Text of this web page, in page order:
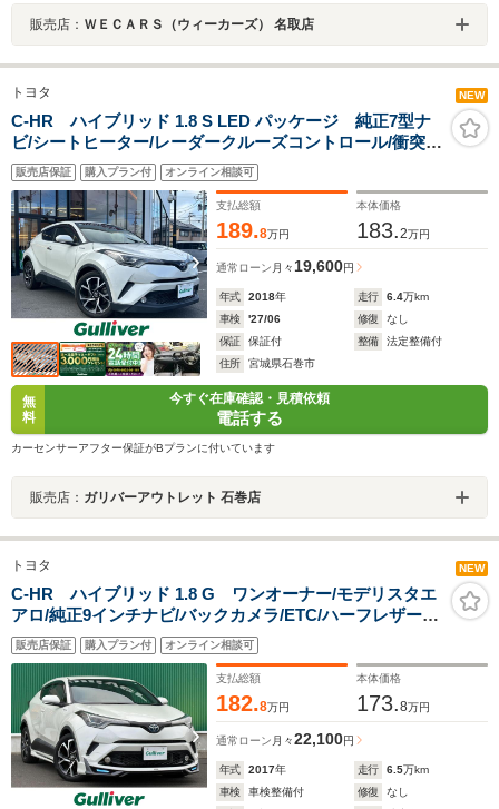
販売店： ＷＥＣＡＲＳ（ウィーカーズ） 名取店
トヨタ NEW
C-HR ハイブリッド 1.8 S LED パッケージ 純正7型ナ
ビ/シートヒーター/レーダークルーズコントロール/衝突軽
減ブレーキ/半革シート/オートハイビーム/Bluetooth/フル
セグTV/CD再生/DVD再生/レーンキープアシスト/電動パ
ーキングブレーキ/バックカメラ/禁煙車
販売店保証 購入プラン付 オンライン相談可
支払総額
189.8万円
本体価格
183.2万円
通常ローン 月々 19,600円
年式 2018年 走行 6.4万km
車検
'27/06 修復
なし
保証
保証付 整備
法定整備付
住所
宮城県石巻市
無
料
今すぐ在庫確認・見積依頼
電話する
カーセンサーアフター保証がBプランに付いています
販売店： ガリバーアウトレット 石巻店
トヨタ NEW
C-HR ハイブリッド 1.8 G ワンオーナー/モデリスタエ
アロ/純正9インチナビ/バックカメラ/ETC/ハーフレザーシ
ート/前席シートヒーター/社外エンジンスターター/純正18
インチアルミホイール/LEDヘッドランプ/BSM
販売店保証 購入プラン付 オンライン相談可
支払総額
182.8万円
本体価格
173.8万円
通常ローン 月々22,100円
年式 2017年 走行 6.5万km
車検
車検整備付 修復
なし